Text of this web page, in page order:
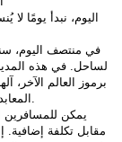
المعابد التقليدية، والتماثيل الهائلة، وأجواءها السحرية عن كثب.